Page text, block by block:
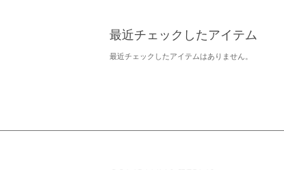
最近チェックしたアイテム
最近チェックしたアイテムはありません。